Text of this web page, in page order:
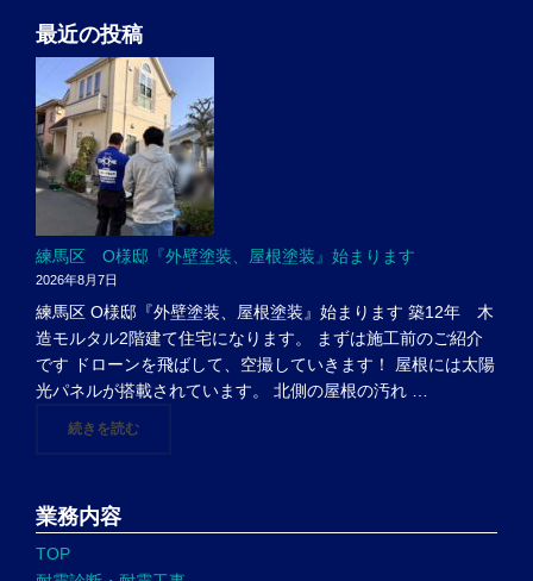
最近の投稿
練馬区 O様邸『外壁塗装、屋根塗装』始まります
2026年8月7日
練馬区 O様邸『外壁塗装、屋根塗装』始まります 築12年 木
造モルタル2階建て住宅になります。 まずは施工前のご紹介
です ドローンを飛ばして、空撮していきます！ 屋根には太陽
光パネルが搭載されています。 北側の屋根の汚れ …
続きを読む"練馬区 O様邸『外壁塗装、屋根塗装』始まります"
業務内容
TOP